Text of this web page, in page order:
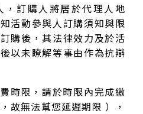
訂購人將居於代理人地
活動參與人訂購須知與限
購後，其法律效力及於活
以未瞭解等事由作為抗辯
時限，請於時限內完成繳
故無法幫您延遲期限 ），